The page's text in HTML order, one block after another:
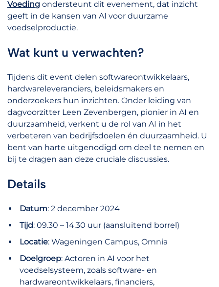
Voeding ondersteunt dit evenement, dat inzicht
geeft in de kansen van AI voor duurzame
voedselproductie.
Wat kunt u verwachten?
Tijdens dit event delen softwareontwikkelaars,
hardwareleveranciers, beleidsmakers en
onderzoekers hun inzichten. Onder leiding van
dagvoorzitter Leen Zevenbergen, pionier in AI en
duurzaamheid, verkent u de rol van AI in het
verbeteren van bedrijfsdoelen én duurzaamheid. U
bent van harte uitgenodigd om deel te nemen en
bij te dragen aan deze cruciale discussies.
Details
Datum: 2 december 2024
Tijd: 09.30 – 14.30 uur (aansluitend borrel)
Locatie: Wageningen Campus, Omnia
Doelgroep: Actoren in AI voor het
voedselsysteem, zoals software- en
hardwareontwikkelaars, financiers,